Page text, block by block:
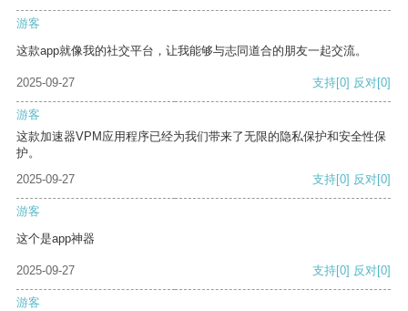
游客
这款app就像我的社交平台，让我能够与志同道合的朋友一起交流。
2025-09-27 支持[0] 反对[0]
游客
这款加速器VPM应用程序已经为我们带来了无限的隐私保护和安全性保
护。
2025-09-27
支持[0] 反对[0]
游客
这个是app神器
2025-09-27 支持[0] 反对[0]
游客